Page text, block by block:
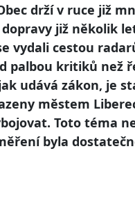
drží v ruce již
již několik
vydali cestou
palbou kritiků než
udává zákon, je
městem
Toto téma
byla